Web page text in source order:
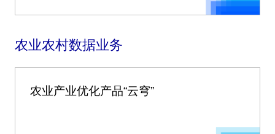
农业农村数据业务
农业产业优化产品“云穹”